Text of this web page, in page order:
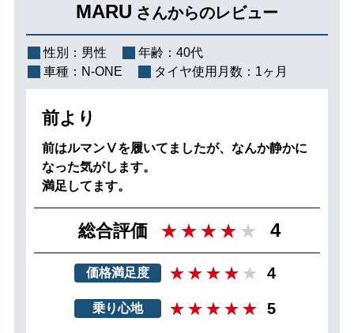
MARU さんからのレビュー
性別： 男性 年齢： 40代
車種： N-ONE タイヤ使用月数： 1ヶ月
前より
前はルマンⅤを履いてましたが、なんか静かに
なった気がします。
満足してます。
総合評価 4
価格満足度 4
乗り心地 5